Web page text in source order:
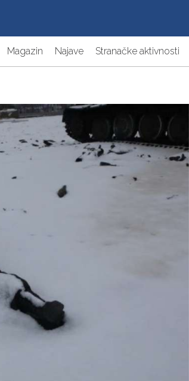
Magazin Najave Stranačke aktivnosti